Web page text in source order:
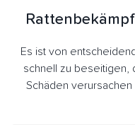
Es ist von
schnell zu beseitigen,
Schäden